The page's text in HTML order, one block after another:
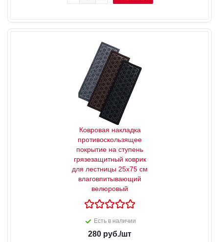
Ковровая накладка
противоскользящее
покрытие на ступень
грязезащитный коврик
для лестницы 25x75 см
влаговпитывающий
велюровый
Есть в наличии
280 руб./шт